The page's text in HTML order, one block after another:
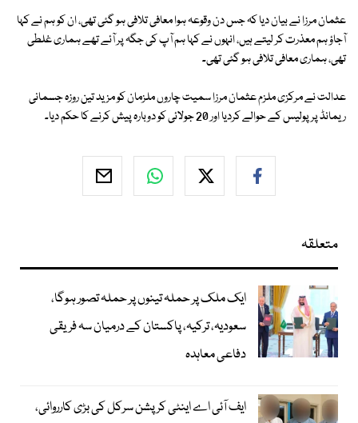
عثمان مرزا نے بیان دیا کہ جس دن وقوعہ ہوا معافی تلافی ہو گئی تھی، ان کو ہم نے کہا
آجاؤ ہم معذرت کر لیتے ہیں، انہوں نے کہا ہم آپ کی جگہ پر آئے تھے ہماری غلطی
تھی، ہماری معافی تلافی ہو گئی تھی۔
عدالت نے مرکزی ملزم عثمان مرزا سمیت چاروں ملزمان کو مزید تین روزہ جسمانی
ریمانڈ پر پولیس کے حوالے کردیا اور 20 جولائی کو دوبارہ پیش کرنے کا حکم دیا۔
متعلقہ
ایک ملک پر حملہ تینوں پر حملہ تصور ہوگا،
سعودیہ، ترکیہ، پاکستان کے درمیان سہ فریقی
دفاعی معاہدہ
ایف آئی اے اینٹی کرپشن سرکل کی بڑی کارروائی،